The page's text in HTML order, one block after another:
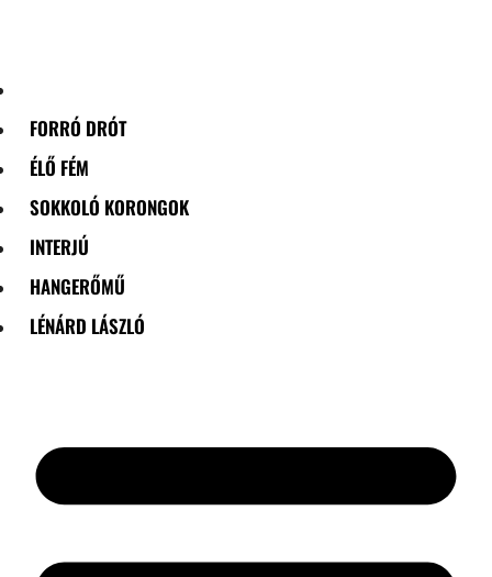
FORRÓ DRÓT
ÉLŐ FÉM
SOKKOLÓ KORONGOK
INTERJÚ
HANGERŐMŰ
LÉNÁRD LÁSZLÓ